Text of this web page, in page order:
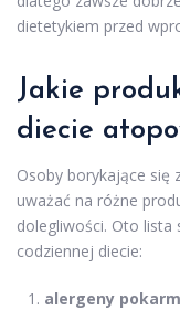
dietetykiem przed
Jakie
diecie
Osoby borykające się
uważać na różne
dolegliwości. Oto lista
codziennej diecie:
alergeny